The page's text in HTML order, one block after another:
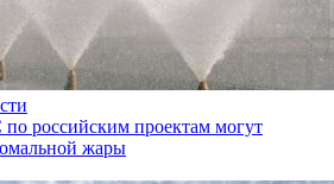
российским проектам могут
жары